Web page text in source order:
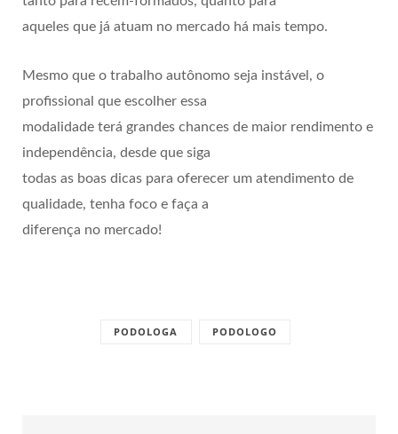
aqueles que já atuam no mercado há mais tempo.
Mesmo que o trabalho autônomo seja instável, o
profissional que escolher essa
modalidade terá grandes chances de maior rendimento e
independência, desde que siga
todas as boas dicas para oferecer um atendimento de
qualidade, tenha foco e faça a
diferença no mercado!
PODOLOGA PODOLOGO